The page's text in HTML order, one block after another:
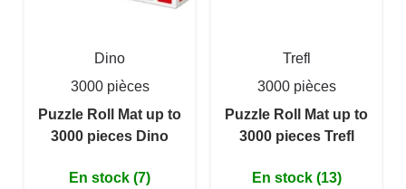
Dino
3000 pièces
Puzzle Roll Mat up to
3000 pieces Dino
En stock (7)
Trefl
3000 pièces
Puzzle Roll Mat up to
3000 pieces Trefl
En stock (13)